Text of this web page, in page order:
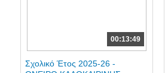
00:13:49
Σχολικό Έτος 2025-26 -